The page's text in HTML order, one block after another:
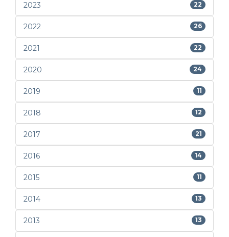
2023 22
2022 26
2021 22
2020 24
2019 11
2018 12
2017 21
2016 14
2015 11
2014 13
2013 13